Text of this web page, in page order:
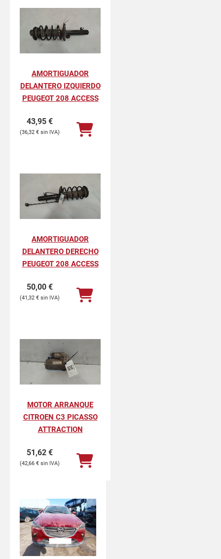
AMORTIGUADOR
DELANTERO IZQUIERDO
PEUGEOT 208 ACCESS
43,95 €
36,32 €
AMORTIGUADOR
DELANTERO DERECHO
PEUGEOT 208 ACCESS
50,00 €
41,32 €
MOTOR ARRANQUE
CITROEN C3 PICASSO
ATTRACTION
51,62 €
42,66 €